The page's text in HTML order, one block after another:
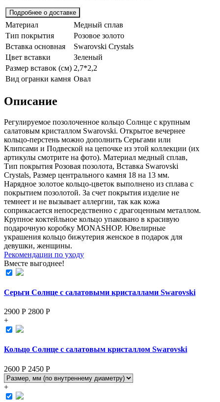
Подробнее о доставке
Материал
Медный сплав
Тип покрытия
Розовое золото
Вставка основная
Swarovski Crystals
Цвет вставки
Зеленый
Размер вставок (см) 2,7*2,2
Вид огранки камня Овал
Описание
Регулируемое позолоченное кольцо Солнце с крупным
салатовым кристаллом Swarovski. Открытое вечернее
кольцо-перстень можно дополнить Серьгами или
Клипсами и Подвеской на цепочке из этой коллекции (их
aртикулы смотрите на фoто). Материал медный сплав,
Тип покрытия Розовая позолота, Вставка Swarovski
Crystals, Размер центрального камня 18 на 13 мм.
Нарядное золотое кольцо-цветок выполнено из сплава с
покрытием позолотой. За счет покрытия изделие не
темнеет и не вызывает аллергии, так как кожа
соприкасается непосредственно с драгоценным металлом.
Крупное коктейльное кольцо упаковано в красивую
подарочную коробку MONASHOP. Ювелирные
украшения кольцо бижутерия женское в подарок для
девушки, женщины.
Рекомендации по уходу
Вместе выгоднее!
Серьги Солнце с салатовыми кристаллами Swarovski
2900 Р 2800 Р
+
Кольцо Солнце с салатовым кристаллом Swarovski
2600 Р 2450 Р
+